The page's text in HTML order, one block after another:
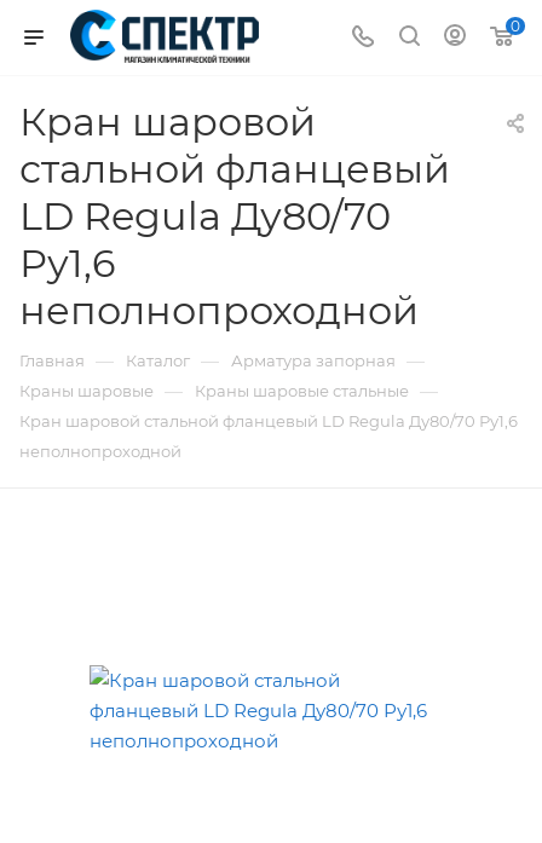
0
Кран шаровой
стальной фланцевый
LD Regula Ду80/70
Ру1,6
неполнопроходной
Главная — Каталог — Арматура запорная —
Краны шаровые — Краны шаровые стальные —
Кран шаровой стальной фланцевый LD Regula Ду80/70 Ру1,6
неполнопроходной